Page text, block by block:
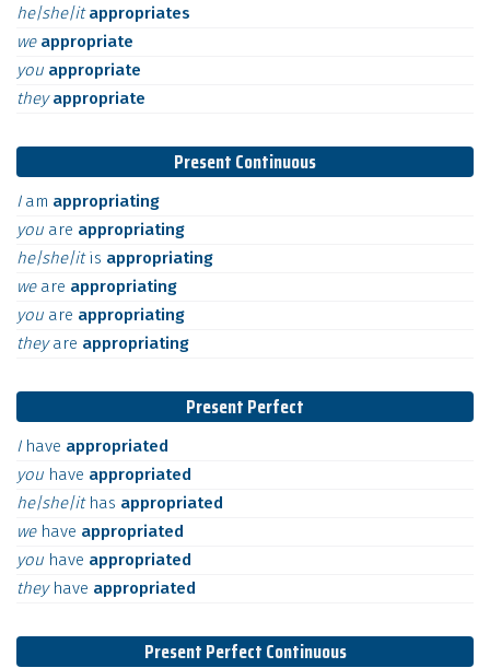
he|she|itappropriates
we appropriate
you appropriate
theyappropriate
Present Continuous
I am appropriating
you are appropriating
he|she|itis appropriating
we are appropriating
you are appropriating
theyare appropriating
Present Perfect
I have appropriated
you have appropriated
he|she|it has appropriated
we have appropriated
you have appropriated
they have appropriated
Present Perfect Continuous